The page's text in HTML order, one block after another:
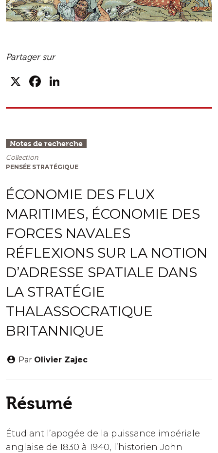
Partager sur
X Facebook
Notes de recherche
Collection
PENSÉE STRATÉGIQUE
ÉCONOMIE DES FLUX
MARITIMES, ÉCONOMIE DES
FORCES NAVALES
RÉFLEXIONS SUR LA NOTION
D’ADRESSE SPATIALE DANS
LA STRATÉGIE
THALASSOCRATIQUE
BRITANNIQUE
Par Olivier Zajec
Résumé
Étudiant l’apogée de la puissance impériale
anglaise de 1830 à 1940, l’historien John